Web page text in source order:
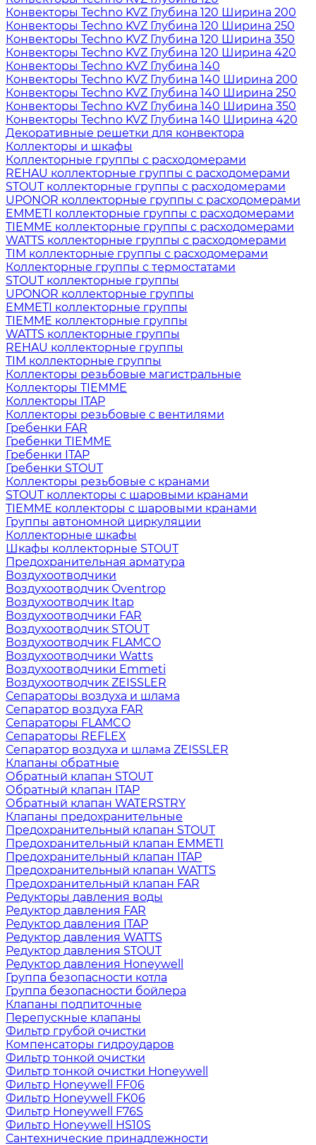
Конвекторы Techno KVZ Глубина 120 Ширина 200
Конвекторы Techno KVZ Глубина 120 Ширина 250
Конвекторы Techno KVZ Глубина 120 Ширина 350
Конвекторы Techno KVZ Глубина 120 Ширина 420
Конвекторы Techno KVZ Глубина 140
Конвекторы Techno KVZ Глубина 140 Ширина 200
Конвекторы Techno KVZ Глубина 140 Ширина 250
Конвекторы Techno KVZ Глубина 140 Ширина 350
Конвекторы Techno KVZ Глубина 140 Ширина 420
Декоративные решетки для конвектора
Коллекторы и шкафы
Коллекторные группы с расходомерами
REHAU коллекторные группы с расходомерами
STOUT коллекторные группы с расходомерами
UPONOR коллекторные группы с расходомерами
EMMETI коллекторные группы с расходомерами
TIEMME коллекторные группы с расходомерами
WATTS коллекторные группы с расходомерами
TIM коллекторные группы с расходомерами
Коллекторные группы с термостатами
STOUT коллекторные группы
UPONOR коллекторные группы
EMMETI коллекторные группы
TIEMME коллекторные группы
WATTS коллекторные группы
REHAU коллекторные группы
TIM коллекторные группы
Коллекторы резьбовые магистральные
Коллекторы TIEMME
Коллекторы ITAP
Коллекторы резьбовые с вентилями
Гребенки FAR
Гребенки TIEMME
Гребенки ITAP
Гребенки STOUT
Коллекторы резьбовые с кранами
STOUT коллекторы с шаровыми кранами
TIEMME коллекторы с шаровыми кранами
Группы автономной циркуляции
Коллекторные шкафы
Шкафы коллекторные STOUT
Предохранительная арматура
Воздухоотводчики
Воздухоотводчик Oventrop
Воздухоотводчик Itap
Воздухоотводчики FAR
Воздухоотводчик STOUT
Воздухоотводчик FLAMCO
Воздухоотводчики Watts
Воздухоотводчики Emmeti
Воздухоотводчик ZEISSLER
Сепараторы воздуха и шлама
Сепаратор воздуха FAR
Сепараторы FLAMCO
Сепараторы REFLEX
Сепаратор воздуха и шлама ZEISSLER
Клапаны обратные
Обратный клапан STOUT
Обратный клапан ITAP
Обратный клапан WATERSTRY
Клапаны предохранительные
Предохранительный клапан STOUT
Предохранительный клапан EMMETI
Предохранительный клапан ITAP
Предохранительный клапан WATTS
Предохранительный клапан FAR
Редукторы давления воды
Редуктор давления FAR
Редуктор давления ITAP
Редуктор давления WATTS
Редуктор давления STOUT
Редуктор давления Honeywell
Группа безопасности котла
Группа безопасности бойлера
Клапаны подпиточные
Перепускные клапаны
Фильтр грубой очистки
Компенсаторы гидроударов
Фильтр тонкой очистки
Фильтр тонкой очистки Honeywell
Фильтр Honeywell FF06
Фильтр Honeywell FK06
Фильтр Honeywell F76S
Фильтр Honeywell HS10S
Сантехнические принадлежности